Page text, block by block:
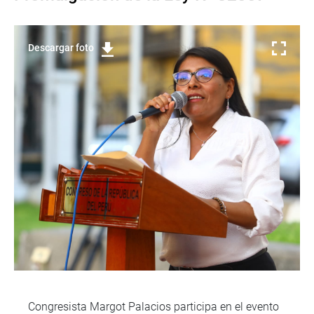
Descargar foto
Congresista Margot Palacios participa en el evento